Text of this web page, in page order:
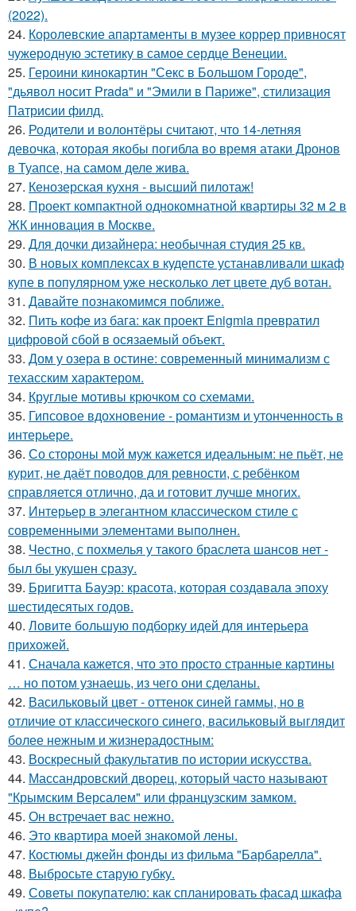
(2022).
24. Королевские апартаменты в музее коррер привносят
чужеродную эстетику в самое сердце Венеции.
25. Героини кинокартин "Секс в Большом Городе",
"дьявол носит Prada" и "Эмили в Париже", стилизация
Патрисии филд.
26. Родители и волонтёры считают, что 14-летняя
девочка, которая якобы погибла во время атаки Дронов
в Туапсе, на самом деле жива.
27. Кенозерская кухня - высший пилотаж!
28. Проект компактной однокомнатной квартиры 32 м 2 в
ЖК инновация в Москве.
29. Для дочки дизайнера: необычная студия 25 кв.
30. В новых комплексах в кудепсте устанавливали шкаф
купе в популярном уже несколько лет цвете дуб вотан.
31. Давайте познакомимся поближе.
32. Пить кофе из бага: как проект Enigmia превратил
цифровой сбой в осязаемый объект.
33. Дом у озера в остине: современный минимализм с
техасским характером.
34. Круглые мотивы крючком со схемами.
35. Гипсовое вдохновение - романтизм и утонченность в
интерьере.
36. Со стороны мой муж кажется идеальным: не пьёт, не
курит, не даёт поводов для ревности, с ребёнком
справляется отлично, да и готовит лучше многих.
37. Интерьер в элегантном классическом стиле с
современными элементами выполнен.
38. Честно, с похмелья у такого браслета шансов нет -
был бы укушен сразу.
39. Бригитта Бауэр: красота, которая создавала эпоху
шестидесятых годов.
40. Ловите большую подборку идей для интерьера
прихожей.
41. Сначала кажется, что это просто странные картины
… но потом узнаешь, из чего они сделаны.
42. Васильковый цвет - оттенок синей гаммы, но в
отличие от классического синего, васильковый выглядит
более нежным и жизнерадостным:
43. Воскресный факультатив по истории искусства.
44. Массандровский дворец, который часто называют
"Крымским Версалем" или французским замком.
45. Он встречает вас нежно.
46. Это квартира моей знакомой лены.
47. Костюмы джейн фонды из фильма "Барбарелла".
48. Выбросьте старую губку.
49. Советы покупателю: как спланировать фасад шкафа